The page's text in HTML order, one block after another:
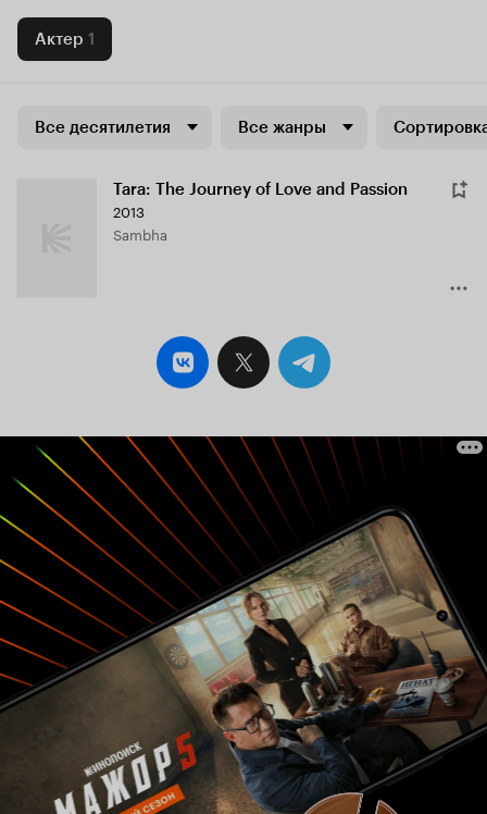
Актер 1
Все десятилетия Все жанры
Tara: The Journey of Love and Passion
2013
Sambha